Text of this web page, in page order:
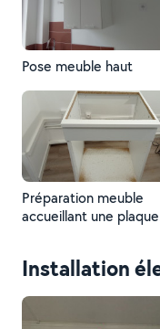
Pose meuble haut
Préparation meuble
accueillant une plaque
Installation